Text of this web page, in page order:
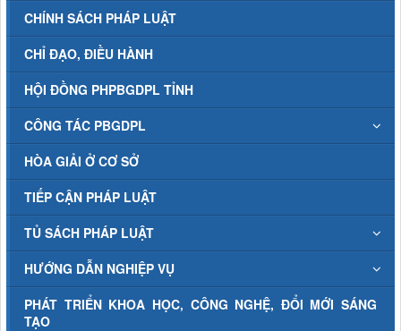
CHÍNH SÁCH PHÁP LUẬT
CHỈ ĐẠO, ĐIỀU HÀNH
HỘI ĐỒNG PHPBGDPL TỈNH
CÔNG TÁC PBGDPL
HÒA GIẢI Ở CƠ SỞ
TIẾP CẬN PHÁP LUẬT
TỦ SÁCH PHÁP LUẬT
HƯỚNG DẪN NGHIỆP VỤ
PHÁT TRIỂN KHOA HỌC, CÔNG NGHỆ, ĐỔI MỚI SÁNG
TẠO